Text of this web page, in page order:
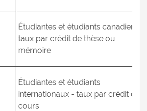
Étudiantes et étudiants canadiens -
taux par crédit de thèse ou
mémoire
Étudiantes et étudiants
internationaux - taux par crédit de
cours